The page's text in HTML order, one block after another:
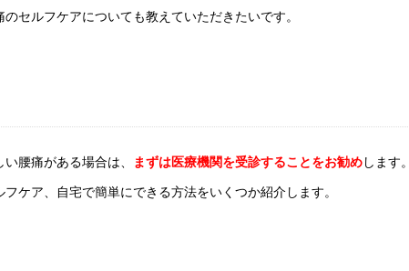
セルフケアについても教えていただきたいです。
腰痛がある場合は、 まずは医療機関を受診することをお勧めします
ケア、自宅で簡単にできる方法をいくつか紹介します。